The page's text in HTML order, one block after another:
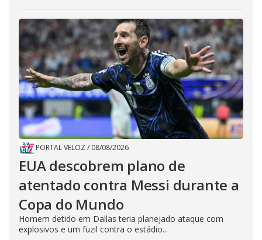
PORTAL VELOZ / 08/08/2026
EUA descobrem plano de
atentado contra Messi durante a
Copa do Mundo
Homem detido em Dallas teria planejado ataque com
explosivos e um fuzil contra o estádio...